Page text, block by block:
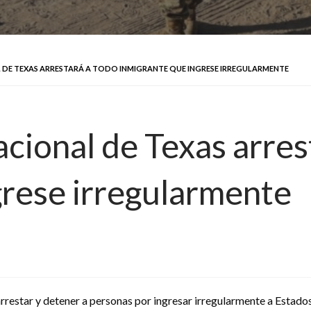
TEXAS ARRESTARÁ A TODO INMIGRANTE QUE INGRESE IRREGULARMENTE
de Texas
irregularmente
y detener a personas por ingresar irregularmente a